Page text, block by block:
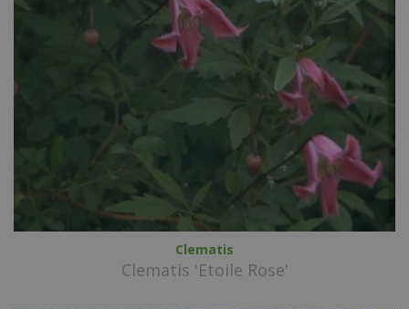
Clematis
Clematis 'Etoile Rose'